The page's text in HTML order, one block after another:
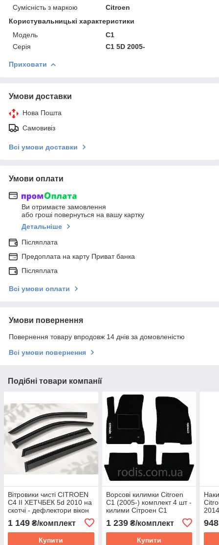
Сумісність з маркою
Citroen
Користувальницькі характеристики
Модель
C1
Серія
C1 5D 2005-
Приховати
Умови доставки
Нова Пошта
Самовивіз
Всі умови доставки
Умови оплати
Ви отримаєте замовлення
або гроші повернуться на вашу картку
Детальніше
Післяплата
Предоплата на карту Приват банка
Післяплата
Всі умови оплати
Умови повернення
Повернення товару впродовж 14 днів за домовленістю
Всі умови повернення
Подібні товари компанії
Вітровики чисті CITROEN
C4 II ХЕТЧБЕК 5d 2010 на
скотчі - дефлектори вікон
1 149 ₴/комплект
Купити
Ворсові килимки Citroen
C1 (2005-) комплект 4 шт -
килими Сітроен С1
1 239₴/комплект
Купити
948